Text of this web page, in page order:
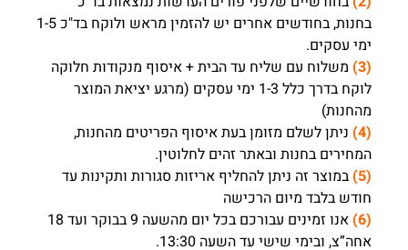
בחנות, בחודשים אחרים יש להזמין מראש ולוקח בד"כ 1-5
ימי עסקים.
(3)
משלוח עם שליח עד הבית + איסוף מנקודות חלוקה
לוקח בדרך כלל 1-3 ימי עסקים (מרגע יציאת המוצר
מהחנות)
(4)
ניתן לשלם מזומן בעת איסוף הפריטים מהחנות,
המחירים בחנות ובאתר זהים לחלוטין.
(5)
במוצר זה ניתן להחליף אריזות סגורות ותקינות עד
חודש בלבד מיום הרכישה
(6)
אנו זמינים עבורכם בכל יום מהשעה 9 בבוקר ועד 18
אחה”צ, ובימי שישי עד השעה 13:30.